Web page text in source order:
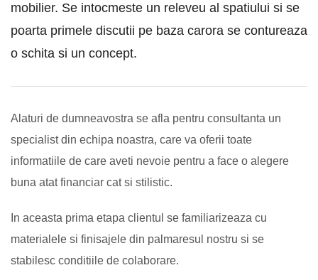
mobilier. Se intocmeste un releveu al spatiului si se
poarta primele discutii pe baza carora se contureaza
o schita si un concept.
Alaturi de dumneavostra se afla pentru consultanta un
specialist din echipa noastra, care va oferii toate
informatiile de care aveti nevoie pentru a face o alegere
buna atat financiar cat si stilistic.
In aceasta prima etapa clientul se familiarizeaza cu
materialele si finisajele din palmaresul nostru si se
stabilesc conditiile de colaborare.